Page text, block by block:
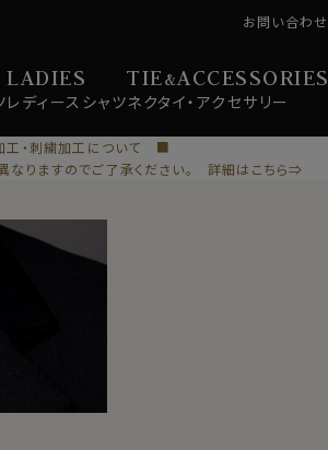
LADIES
レディース シャツ
TIE&ACCESSORIES
ネクタイ・ アクセサリー
お問い合わせ
・刺繍加工について ■
なりますのでご了承ください。 詳細はこちら⇒